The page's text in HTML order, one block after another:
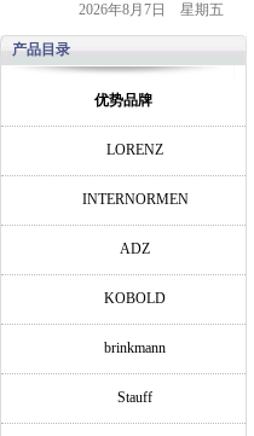
2026年8月7日 星期五
产品目录
优势品牌
LORENZ
INTERNORMEN
ADZ
KOBOLD
brinkmann
Stauff